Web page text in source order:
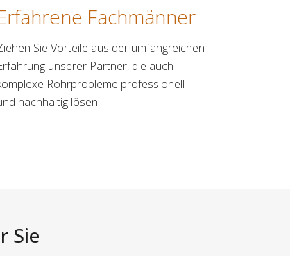
Fachmänner
Sie Vorteile aus der umfangreichen
unserer Partner, die auch
Rohrprobleme professionell
nachhaltig lösen.
Sie